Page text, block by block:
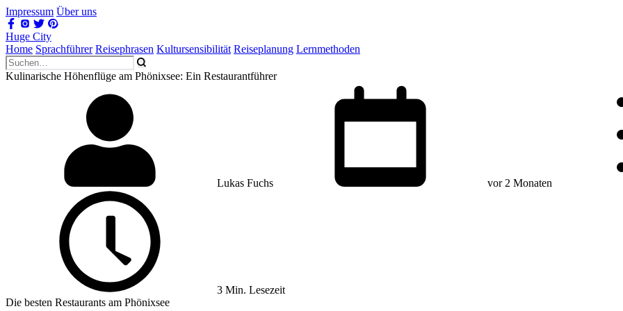
Impressum Über uns
Huge City
Home Sprachführer Reisephrasen Kultursensibilität Reiseplanung Lernmethoden
Kulinarische Höhenflüge am Phönixsee: Ein Restaurantführer
Lukas Fuchs vor 2 Monaten
3 Min. Lesezeit
Die besten Restaurants am Phönixsee